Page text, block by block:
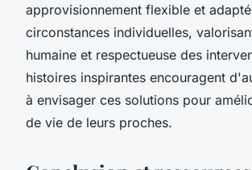
approvisionnement flexible et
circonstances individuelles,
humaine et respectueuse des
histoires inspirantes encouragent
à envisager ces solutions pour
de vie de leurs proches.